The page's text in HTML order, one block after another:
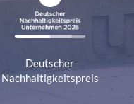
Deutscher
Nachhaltigkeitspreis